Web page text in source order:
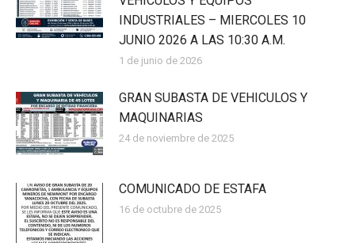
INDUSTRIALES – MIERCOLES 10
JUNIO 2026 A LAS 10:30 A.M.
1 de junio de 2026
GRAN SUBASTA DE VEHICULOS Y
MAQUINARIAS
24 de noviembre de 2025
COMUNICADO DE ESTAFA
16 de octubre de 2025